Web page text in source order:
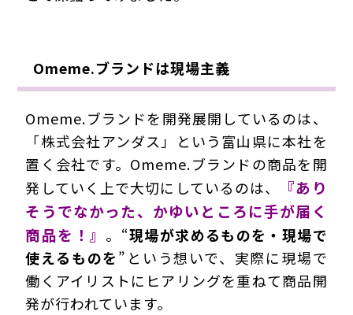
Omeme.ブランドは現場主義
Omeme.ブランドを開発展開しているのは、
「株式会社アンダス」という富山県に本社を
置く会社です。Omeme.ブランドの商品を開
発していく上で大切にしているのは、
『あり
そうでなかった、かゆいところに手が届く
商品を！』 。“現場が求めるものを・現場で
使えるものを”という想いで、実際に現場で
働くアイリストにヒアリングを重ねて商品開
発が行われています。